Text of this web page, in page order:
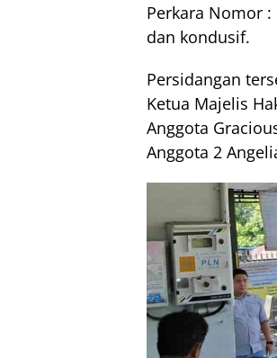
Perkara Nomor
dan kondusif.
Persidangan
Ketua Majelis
Anggota
Anggota 2